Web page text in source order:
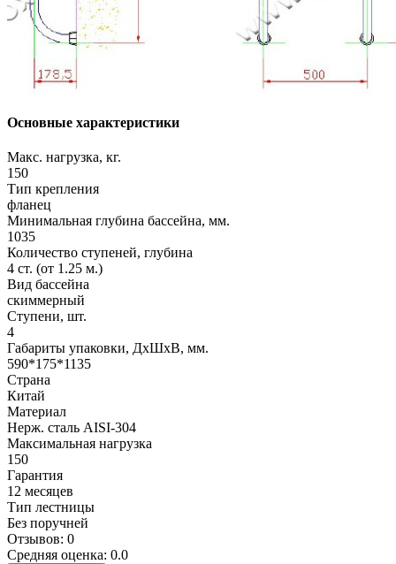
Основные характеристики
Макс. нагрузка, кг.
150
Тип крепления
фланец
Минимальная глубина бассейна, мм.
1035
Количество ступеней, глубина
4 ст. (от 1.25 м.)
Вид бассейна
скиммерный
Ступени, шт.
4
Габариты упаковки, ДхШхВ, мм.
590*175*1135
Страна
Китай
Материал
Нерж. сталь AISI-304
Максимальная нагрузка
150
Гарантия
12 месяцев
Тип лестницы
Без поручней
Отзывов: 0
Средняя оценка: 0.0